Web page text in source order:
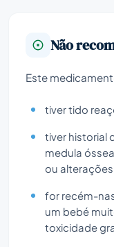
Não
Este
tiver tido
tiver historial
medula
ou
for recém-
um bebé
toxicidade